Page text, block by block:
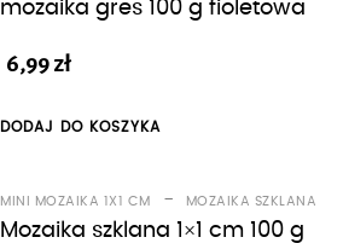
mozaika gres 100 g fioletowa
6,99zł
DODAJ DO KOSZYKA
MINI MOZAIKA 1X1 CM - MOZAIKA SZKLANA
Mozaika szklana 1×1 cm 100 g